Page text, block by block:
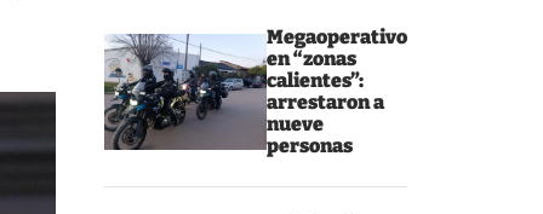
Megaoperativo
en “zonas
calientes”:
arrestaron a
nueve
personas